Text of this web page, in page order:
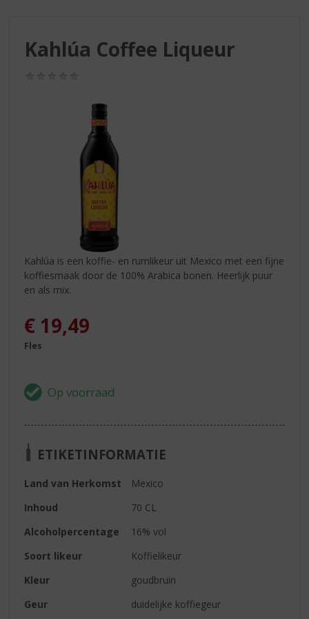
Kahlúa Coffee Liqueur
Kahlúa is een koffie- en rumlikeur uit Mexico met een fijne
koffiesmaak door de 100% Arabica bonen. Heerlijk puur
en als mix.
€ 19,49
Fles
ETIKETINFORMATIE
Land van Herkomst
Mexico
Inhoud
70 CL
Alcoholpercentage
16% vol
Soort likeur
Koffielikeur
Kleur
goudbruin
Geur
duidelijke koffiegeur